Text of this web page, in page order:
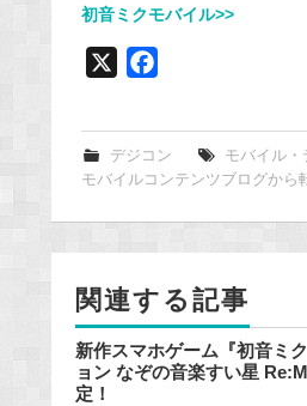
初音ミクモバイル>>
e
b
o
o
デジコン モバイル・
モバイルコンテンツブログから
関連する記事
新作スマホゲーム『初音ミ
ョン なぞの音楽すい星
定！